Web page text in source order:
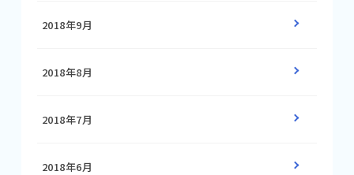
2018年9月
2018年8月
2018年7月
2018年6月